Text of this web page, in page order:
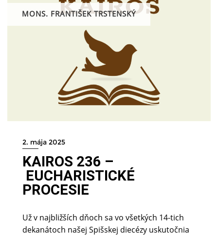
MONS. FRANTIŠEK TRSTENSKÝ
2. mája 2025
KAIROS 236 –
EUCHARISTICKÉ
PROCESIE
Už v najbližších dňoch sa vo všetkých 14-tich
dekanátoch našej Spišskej diecézy uskutočnia